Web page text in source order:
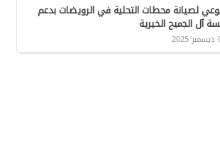
لصيانة محطات التحلية في الرويضات بدعم
آل الجميح الخيرية